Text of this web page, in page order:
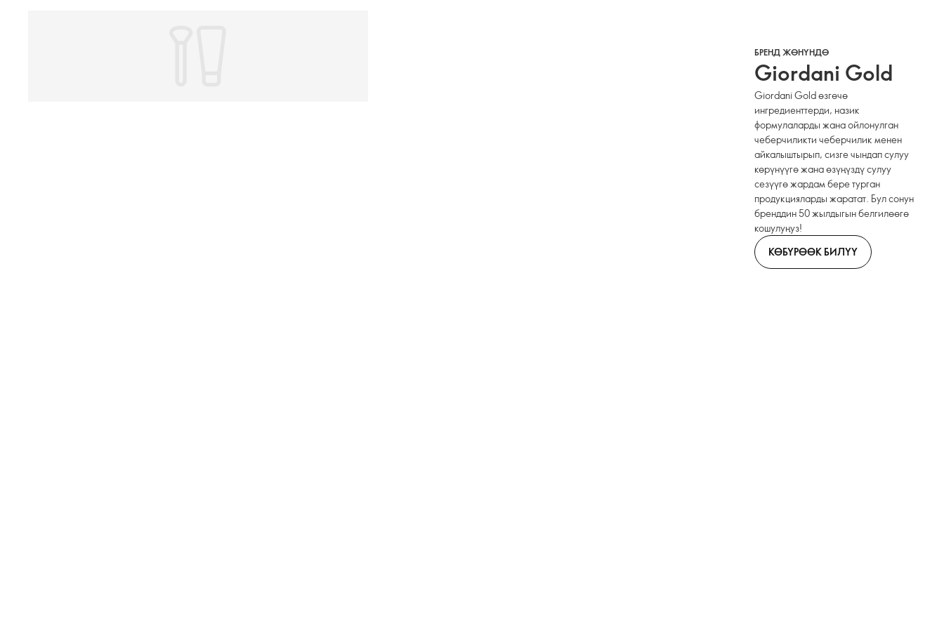
БРЕНД ЖӨНҮНДӨ
Giordani Gold
Giordani Gold өзгөчө
ингредиенттерди, назик
формулаларды жана ойлонулган
чеберчиликти чеберчилик менен
айкалыштырып, сизге чындап сулуу
көрүнүүгө жана өзүңүздү сулуу
сезүүгө жардам бере турган
продукцияларды жаратат. Бул сонун
бренддин 50 жылдыгын белгилөөгө
кошулуңуз!
КӨБҮРӨӨК БИЛҮҮ